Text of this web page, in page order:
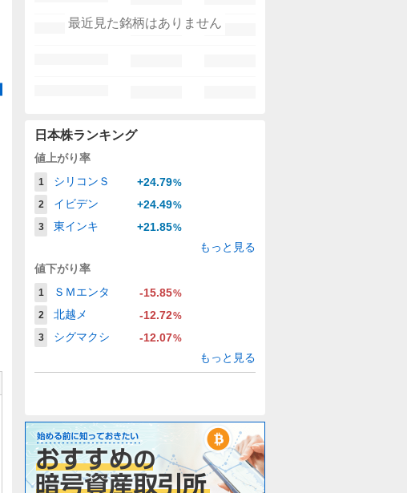
最近見た銘柄はありません
日本株ランキング
値上がり率
1 シリコンＳ +24.79%
2
イビデン +24.49%
3
東インキ +21.85%
もっと見る
値下がり率
1 ＳＭエンタ -15.85%
2
北越メ -12.72%
3
シグマクシ -12.07%
もっと見る